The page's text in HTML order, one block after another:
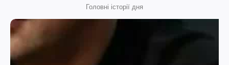
Головні історії дня